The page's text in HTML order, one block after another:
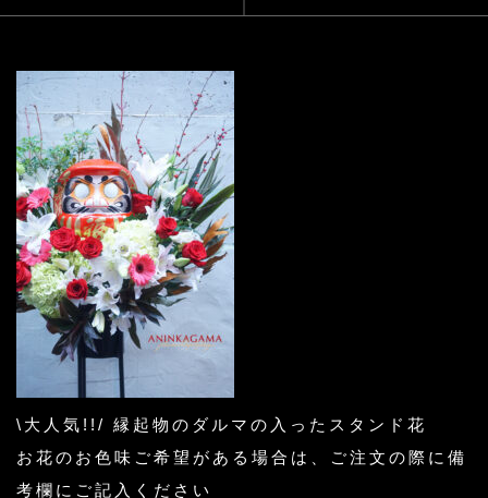
\大人気!!/ 縁起物のダルマの入ったスタンド花
お花のお色味ご希望がある場合は、ご注文の際に備
考欄にご記入ください